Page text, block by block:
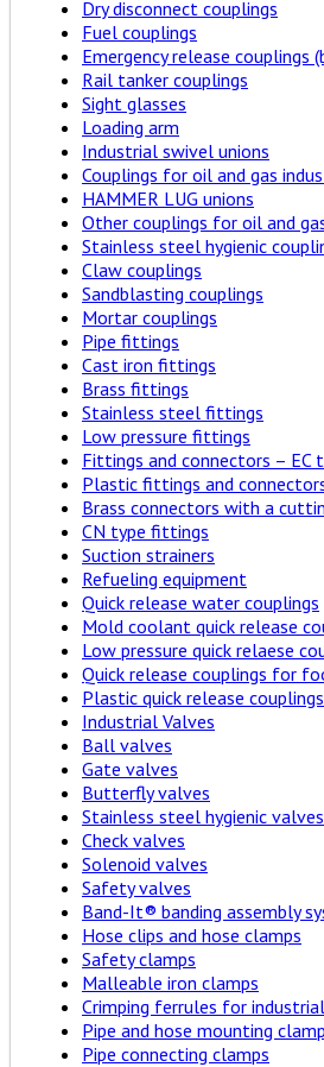
Dry disconnect couplings
Fuel couplings
Emergency release couplings
Rail tanker couplings
Sight glasses
Loading arm
Industrial swivel unions
Couplings for oil and gas
HAMMER LUG unions
Other couplings for oil and
Stainless steel hygienic
Claw couplings
Sandblasting couplings
Mortar couplings
Pipe fittings
Cast iron fittings
Brass fittings
Stainless steel fittings
Low pressure fittings
Fittings and connectors – EC
Plastic fittings and
Brass connectors with a
CN type fittings
Suction strainers
Refueling equipment
Quick release water couplings
Mold coolant quick release
Low pressure quick relaese
Quick release couplings for
Plastic quick release couplings
Industrial Valves
Ball valves
Gate valves
Butterfly valves
Stainless steel hygienic valves
Check valves
Solenoid valves
Safety valves
Band-It® banding assembly
Hose clips and hose clamps
Safety clamps
Malleable iron clamps
Crimping ferrules for
Pipe and hose mounting
Pipe connecting clamps